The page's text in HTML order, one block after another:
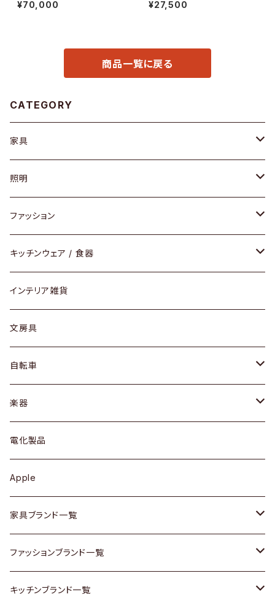
¥70,000 ¥27,500
商品一覧に戻る
CATEGORY
家具
ソファ / ベンチ
チェア / スツール
ダイニングセット / ダイニングテーブル
ローテーブル / サイドテーブル
デスク / コンソール
ドレッサー
シェルフ
キュリオケース / 飾り棚
カップボード / 食器棚
チェスト
その他家具
Vintageヴィンテージ / Antiqueアンティーク
照明
ペンダントライト
テーブルランプ / デスクスタンド
フロアライト
ファッション
アクセサリー
リング
ピアス / イヤリング
財布
バッグ
アウター
トップス
ワンピース
ボトムス
靴
スカーフ
腕時計
キッチンウェア / 食器
グラス / タンブラー
カップ / マグ
プレート / ボウル
カトラリー
ケトル / ティーポット
鍋 / フライパン
Vintage / ヴィンテージ
銀製品
和物 / 作家物
インテリア雑貨
文房具
自転車
dahon
楽器
ギター
ベース
その他楽器
電化製品
Apple
家具ブランド一覧
ACME Furniture / アクメ ファニチャー
ACTUS / アクタス
ファッションブランド一覧
agnes b / アニエス ベー
キッチンブランド一覧